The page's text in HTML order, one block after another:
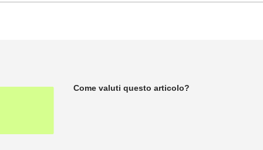
Come valuti questo articolo?